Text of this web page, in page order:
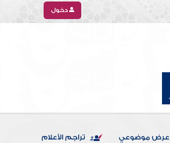
دخول
عرض موضوعي تراجم الأعلام